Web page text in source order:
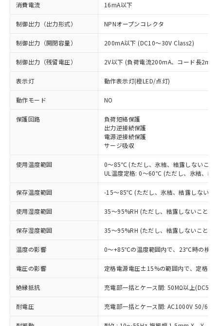
消費電流 16mA以下
制御出力（出力形式） NPNオープンコレクタ
制御出力（開閉容量） 200mA以下 (DC10～30V Class2)
制御出力（残留電圧） 2V以下 (負荷電流200mA、コード長2m時
表示灯 動作表示灯(橙LED/点灯)
動作モード NO
保護回路
負荷短絡保護
出力逆接続保護
電源逆接続保護
サージ吸収
使用温度範囲
0～85℃ (ただし、氷結、結露しないこと)
UL温度定格: 0～60℃ (ただし、氷結、結
保存温度範囲 -15～85℃ (ただし、氷結、結露しないこ
使用湿度範囲 35～95%RH (ただし、結露しないこと)
保存湿度範囲 35～95%RH (ただし、結露しないこと)
温度の影響 0～+85℃の温度範囲内で、23℃時の検
電圧の影響 定格電源電圧±15%の範囲内で、定格電
絶縁抵抗 充電部一括とケース間: 50MΩ以上
耐電圧 充電部一括とケース間: AC1000V 50/
ご利用条件
以下の条件をお読みいただき、同意のうえ
ご利用ください。
本サービスは、当社制御機器事業取扱
商品の当社在庫状況および標準価格
(税抜)を提供させていただくもので
当社制御機器事業取扱商品の中には、
本サービスの対象外となる商品もある
ことをご了承ください。
在庫状況および標準価格照会結果は、
記載している更新日時点での社内デー
※1 対応状況
対応済み：EU RoHS指令（10物質）の
非含有に対応した製品が提供可能な商品で
対応予定：EU RoHS指令（10物質）の非含
有に対応した製品に切り替える予定のある
商品です。
対応予定なし：EU RoHS指令（10物質）の
非含有に非対応の商品で、対応品を出す予
調査・確認中：EU RoHS指令（10物質）の
非含有の対応状況を調査中または確認中の
商品です。
非該当品：ライセンス料など無形物で、有
害物質有無と関係のない商品です。
いたものが、含有品と判明した場合などや
むを得ず変更することがあります。
*EU RoHS指令（10物質）：
※1 中国RoHS○×表
「○」：最大均質材料含有率が中国RoHSの
基準値以下であることを示します。
「×」：最大均質材料含有率が中国RoHSの
基準値を超えていることを示します。
為替および外国貿易法に定める商品
（以下｢規制貨物等」という）を輸出